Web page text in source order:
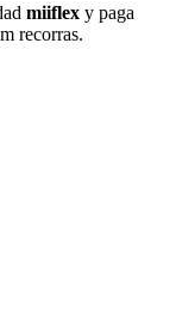
miiflex y paga
recorras.